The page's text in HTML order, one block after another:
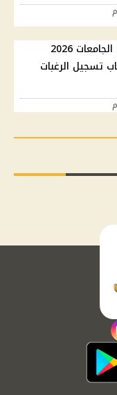
موعد ظهور نتيجة تنسيق الجامعات 2026
تسجيل الرغبات